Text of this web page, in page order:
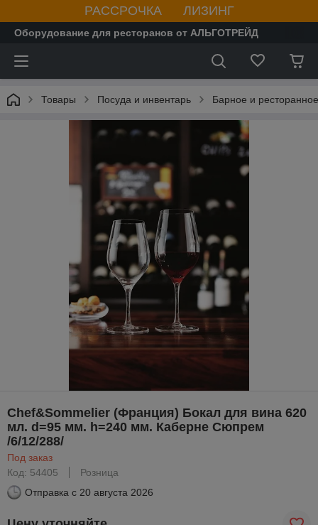
РАССРОЧКА ЛИЗИНГ
Оборудование для ресторанов от АЛЬГОТРЕЙД
Товары Посуда и инвентарь Барное и
Chef&Sommelier (Франция) Бокал для вина 620
мл. d=95 мм. h=240 мм. Каберне Сюпрем
/6/12/288/
Под заказ
Код: 54405
Розница
Отправка с 20 августа 2026